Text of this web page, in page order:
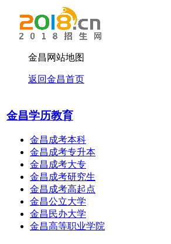
金昌网站地图
返回金昌首页
金昌学历教育
金昌成考本科
金昌成考专升本
金昌成考大专
金昌成考研究生
金昌成考高起点
金昌公立大学
金昌民办大学
金昌高等职业学院